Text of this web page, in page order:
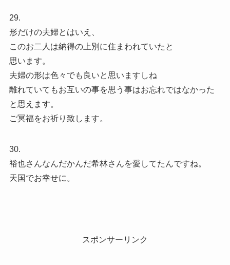
29.
形だけの夫婦とはいえ、
このお二人は納得の上別に住まわれていたと
思います。
夫婦の形は色々でも良いと思いますしね
離れていてもお互いの事を思う事はお忘れではなかった
と思えます。
ご冥福をお祈り致します。
30.
裕也さんなんだかんだ希林さんを愛してたんですね。
天国でお幸せに。
スポンサーリンク